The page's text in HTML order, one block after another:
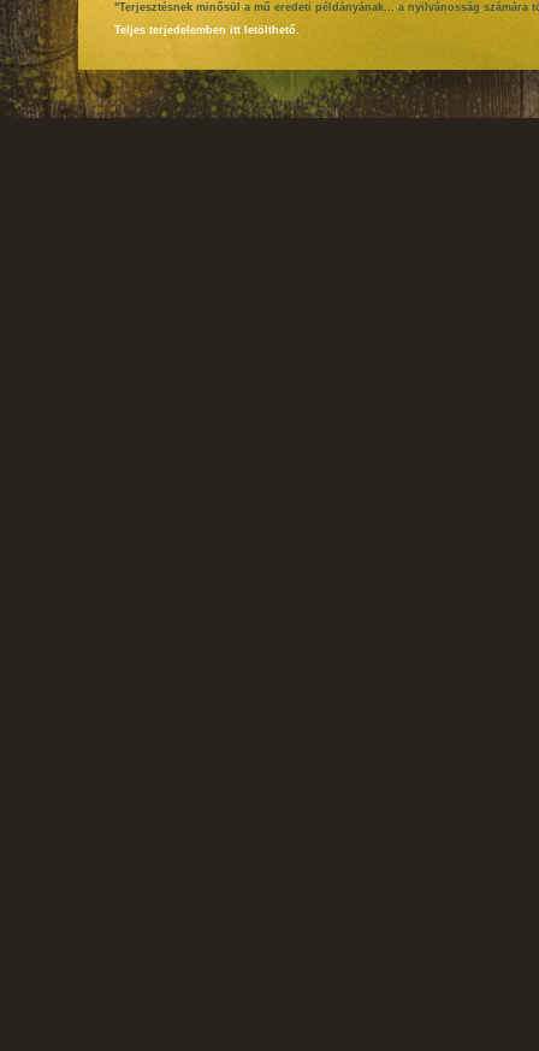
"Terjesztésnek minősül a mű eredeti példányának... a nyilvánosság
Teljes terjedelemben itt letölthető.